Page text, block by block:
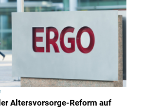
Altersvorsorge-Reform auf